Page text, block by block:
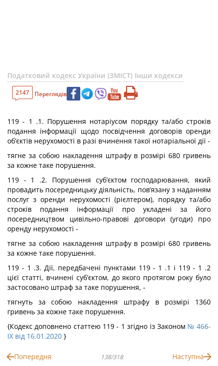
Податковий кодекс України (ЗМІСТ) Інши кодекси
2147 Переглядів
119 - 1 .1. Порушення нотаріусом порядку та/або строків
подання інформації щодо посвідчення договорів оренди
об’єктів нерухомості в разі вчинення такої нотаріальної дії -
тягне за собою накладення штрафу в розмірі 680 гривень
за кожне таке порушення.
119 - 1 .2. Порушення суб’єктом господарювання, який
провадить посередницьку діяльність, пов’язану з наданням
послуг з оренди нерухомості (рієлтером), порядку та/або
строків подання інформації про укладені за його
посередництвом цивільно-правові договори (угоди) про
оренду нерухомості -
тягне за собою накладення штрафу в розмірі 680 гривень
за кожне таке порушення.
119 - 1 .3. Дії, передбачені пунктами 119 - 1 .1 і 119 - 1 .2
цієї статті, вчинені суб’єктом, до якого протягом року було
застосовано штраф за таке порушення, -
тягнуть за собою накладення штрафу в розмірі 1360
гривень за кожне таке порушення.
{Кодекс доповнено статтею 119 - 1 згідно із Законом № 466-
IX від 16.01.2020 }
Попередня 138/318 Наступна